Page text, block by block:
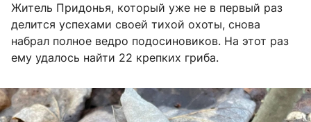
Житель Придонья, который уже не в первый раз
делится успехами своей тихой охоты, снова
набрал полное ведро подосиновиков. На этот раз
ему удалось найти 22 крепких гриба.